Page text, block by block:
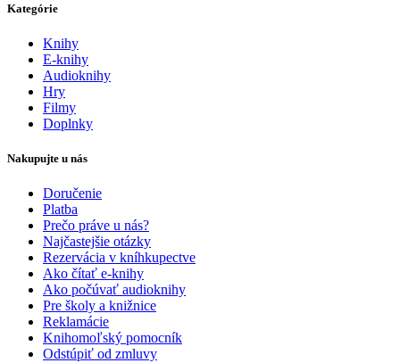
Kategórie
Knihy
E-knihy
Audioknihy
Hry
Filmy
Doplnky
Nakupujte u nás
Doručenie
Platba
Prečo práve u nás?
Najčastejšie otázky
Rezervácia v kníhkupectve
Ako čítať e-knihy
Ako počúvať audioknihy
Pre školy a knižnice
Reklamácie
Knihomoľský pomocník
Odstúpiť od zmluvy